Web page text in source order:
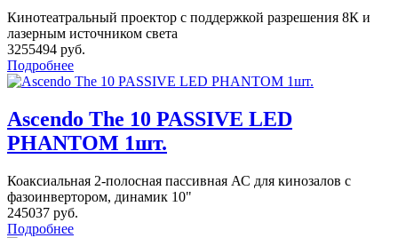
Кинотеатральный проектор с поддержкой разрешения 8К и
лазерным источником света
3255494 руб.
Подробнее
Ascendo The 10 PASSIVE LED
PHANTOM 1шт.
Коаксиальная 2-полосная пассивная АС для кинозалов c
фазоинвертором, динамик 10"
245037 руб.
Подробнее